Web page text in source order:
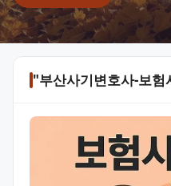
"부산사기변호사-보